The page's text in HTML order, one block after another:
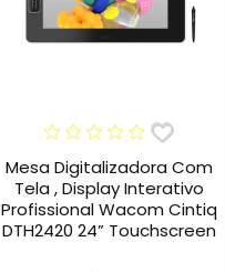
Mesa Digitalizadora Com
Tela , Display Interativo
Profissional Wacom Cintiq
DTH2420 24” Touchscreen